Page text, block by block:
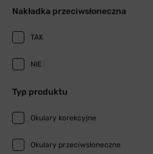
Nakładka przeciwsłoneczna
TAK
NIE
Typ produktu
Okulary korekcyjne
Okulary przeciwsłoneczne